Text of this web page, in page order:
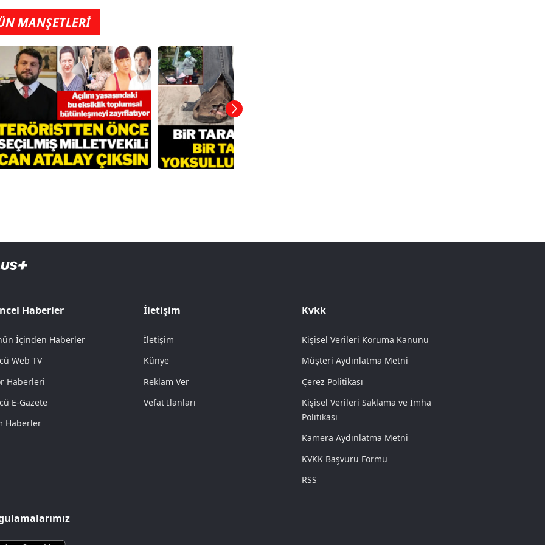
MANŞETLERİ
Haberler
İçinden Haberler
Web TV
Haberleri
E-Gazete
Haberler
İletişim
İletişim
Künye
Reklam Ver
Vefat İlanları
Kvkk
Kişisel Verileri Koruma Kanunu
Müşteri Aydınlatma Metni
Çerez Politikası
Kişisel Verileri Saklama ve İmha
Politikası
Kamera Aydınlatma Metni
KVKK Başvuru Formu
RSS